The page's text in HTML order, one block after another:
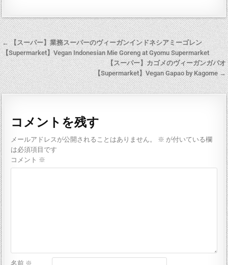
← 【スーパー】業務スーパーのヴィーガンインドネシアミーゴレン
【Supermarket】Vegan Indonesian Mie Goreng at Gyomu Supermarket
【スーパー】カゴメのヴィーガンガパオ
【Supermarket】Vegan Gapao by Kagome →
コメントを残す
メールアドレスが公開されることはありません。 ※ が付いている欄
は必須項目です
コメント ※
名前 ※